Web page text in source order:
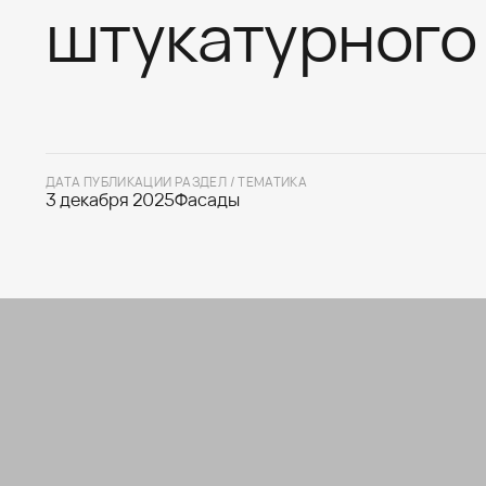
ДАТА ПУБЛИКАЦИИ
3 декабря 2025
РАЗДЕЛ / ТЕМАТИКА
Фасады